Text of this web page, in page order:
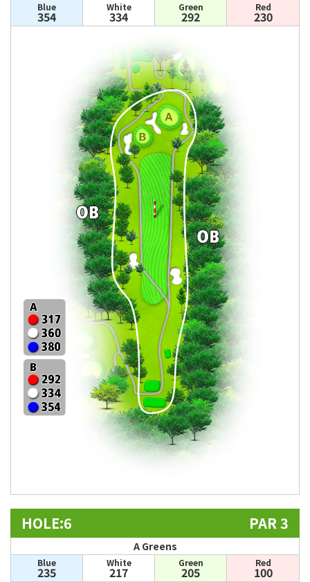
Blue
354
White
334
Green
292
Red
230
HOLE:6 PAR 3
A Greens
Blue
235
White
217
Green
205
Red
100